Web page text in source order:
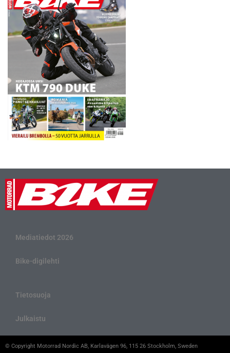
Mediatiedot 2026
Bike-digilehti
Tietosuoja
Julkaistu
© Copyright Motorrad Nordic AB, Karlavägen 96, 115 26 Stockholm, Sweden